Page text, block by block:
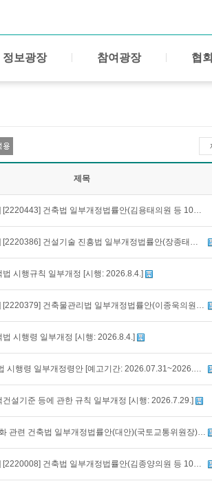
정보광장 참여광장 협
제목
[법령] [의원발의] [2220443] 건축법 일부개정법률안(김용태의원 등 10인) [발의: 2026-08-05]
[법령] [의원발의] [2220386] 건설기술 진흥법 일부개정법률안(장종태의원 등 10인) [발의: 2026-08-03]
법 시행규칙 일부개정 [시행: 2026.8.4.]
[법령] [의원발의] [2220379] 건축물관리법 일부개정법률안(이종욱의원 등 10인) [발의: 2026-08-03]
법 시행령 일부개정 [시행: 2026.8.4.]
[입법예고] 건축법 시행령 일부개정령안 [예고기간: 2026.07.31~2026.09.09]
건설기준 등에 관한 규칙 일부개정 [시행: 2026.7.29.]
[법령] 일조권 완화 관련 건축법 일부개정법률안(대안)(국토교통위원장) 국회 본회의(2026.7.23) 통과
[법령] [의원발의] [2220008] 건축법 일부개정법률안(김종양의원 등 10인) [발의: 2026-07-16]